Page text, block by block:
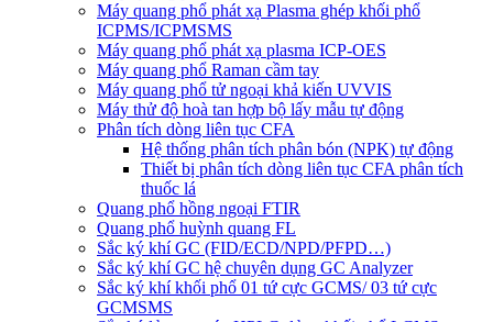
Máy quang phổ phát xạ Plasma ghép khối phổ
ICPMS/ICPMSMS
Máy quang phổ phát xạ plasma ICP-OES
Máy quang phổ Raman cầm tay
Máy quang phổ tử ngoại khả kiến UVVIS
Máy thử độ hoà tan hợp bộ lấy mẫu tự động
Phân tích dòng liên tục CFA
Hệ thống phân tích phân bón (NPK) tự động
Thiết bị phân tích dòng liên tục CFA phân tích
thuốc lá
Quang phổ hồng ngoại FTIR
Quang phổ huỳnh quang FL
Sắc ký khí GC (FID/ECD/NPD/PFPD…)
Sắc ký khí GC hệ chuyên dụng GC Analyzer
Sắc ký khí khối phổ 01 tứ cực GCMS/ 03 tứ cực
GCMSMS